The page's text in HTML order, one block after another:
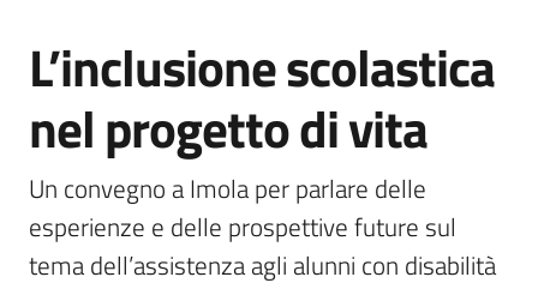
Menu selezionato
Servizi
Vivere
Casalfiumanese
Salta al contenuto
L’inclusione scolastica
nel progetto di vita
Un convegno a Imola per parlare delle
esperienze e delle prospettive future sul
tema dell’assistenza agli alunni con disabilità